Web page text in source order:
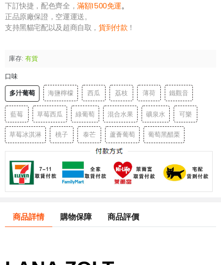
下訂快捷，配色齊全，滿額1500免運。
正品原廠保證，空運運送。
支持黑貓宅配以及超商自取，貨到付款 ！
庫存: 有貨
口味
多汁葡萄 海鹽檸檬 西瓜 荔枝 薄荷 鐵觀音
藍莓 草莓西瓜 綠葡萄 混合水果 礦泉水 可樂
草莓冰淇淋 桃子 泰芒 蘆薈葡萄 葡萄黑醋栗
商品詳情 購物保障 商品評價